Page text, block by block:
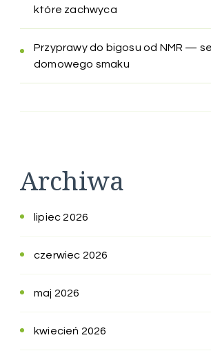
które zachwyca
Przyprawy do bigosu od NMR —
domowego smaku
Archiwa
lipiec 2026
czerwiec 2026
maj 2026
kwiecień 2026